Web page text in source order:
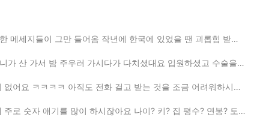
에 한국에 있었을 땐 괴롭힘 받는게 제일 심했고 떠났을 때는 나아졌고 (만남만 권하는 사람들...
다치셨대요 입원하셨고 수술을 받으셔야 된대요 우리 식구들은 왜 다 다치는거지.. 부디 잘 회...
고 받는 것을 조금 어려워하시는 거 같아요 그래도 유튜브는 즐겨보시더라고요 하지만 구독은 ...
시잖아요 나이? 키? 집 평수? 연봉? 토익 점수? 등등 그런데 그런 걸 알아봤자 솔직히 그 ...